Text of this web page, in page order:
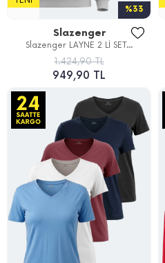
%33
Slazenger
Slazenger LAYNE 2 Lİ SET...
1.424,90 TL
949,90 TL